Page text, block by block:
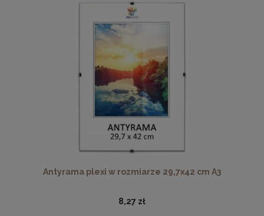
Pleksa w rozmiarze 70x100 cm plexi
28,99 zł
Cena regularna:
Najniższa cena:255,99 zł
Antyrama plexi w rozmiarze 29,7x42 cm A3
8,27 zł